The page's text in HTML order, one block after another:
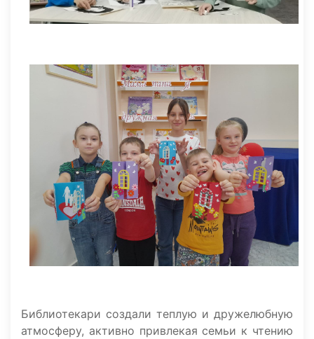
Библиотекари создали теплую и дружелюбную
атмосферу, активно привлекая семьи к чтению